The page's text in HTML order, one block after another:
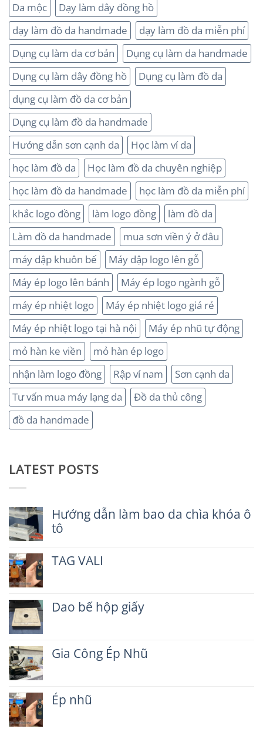
Da mộc
Dạy làm dây đồng hồ
dạy làm đồ da handmade
dạy làm đồ da miễn phí
Dụng cụ làm da cơ bản
Dụng cụ làm da handmade
Dụng cụ làm dây đồng hồ
Dụng cụ làm đồ da
dụng cụ làm đồ da cơ bản
Dụng cụ làm đồ da handmade
Hướng dẫn sơn cạnh da
Học làm ví da
học làm đồ da
Học làm đồ da chuyên nghiệp
học làm đồ da handmade
học làm đồ da miễn phí
khắc logo đồng
làm logo đồng
làm đồ da
Làm đồ da handmade
mua sơn viền ý ở đâu
máy dập khuôn bế
Máy dập logo lên gỗ
Máy ép logo lên bánh
Máy ép logo ngành gỗ
máy ép nhiệt logo
Máy ép nhiệt logo giá rẻ
Máy ép nhiệt logo tại hà nội
Máy ép nhũ tự động
mỏ hàn ke viền
mỏ hàn ép logo
nhận làm logo đồng
Rập ví nam
Sơn cạnh da
Tư vấn mua máy lạng da
Đồ da thủ công
đồ da handmade
LATEST POSTS
Hướng dẫn làm bao da chìa khóa ô
tô
bình
dẫn
làm
khóa
TAG VALI
luận
ở
Dao bế hộp giấy
luận
ở
hộp
giấy
Gia Công Ép Nhũ
luận
ở
Ép nhũ